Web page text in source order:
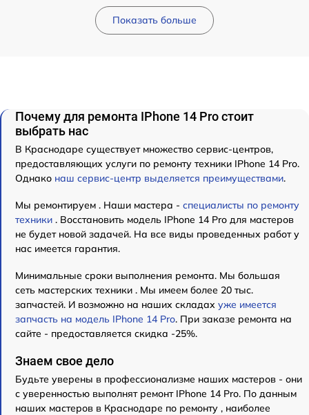
Показать больше
Почему для ремонта IPhone 14 Pro стоит
выбрать нас
В Краснодаре существует множество сервис-центров,
предоставляющих услуги по ремонту техники IPhone 14 Pro.
Однако наш сервис-центр выделяется преимуществами.
Мы ремонтируем . Наши мастера - специалисты по ремонту
техники . Восстановить модель IPhone 14 Pro для мастеров
не будет новой задачей. На все виды проведенных работ у
нас имеется гарантия.
Минимальные сроки выполнения ремонта. Мы большая
сеть мастерских техники . Мы имеем более 20 тыс.
запчастей. И возможно на наших складах уже имеется
запчасть на модель IPhone 14 Pro. При заказе ремонта на
сайте - предоставляется скидка -25%.
Знаем свое дело
Будьте уверены в профессионализме наших мастеров - они
с уверенностью выполнят ремонт IPhone 14 Pro. По данным
наших мастеров в Краснодаре по ремонту , наиболее